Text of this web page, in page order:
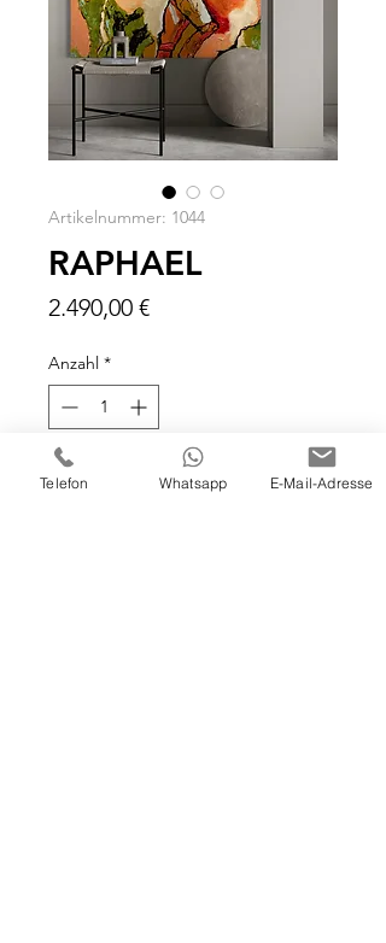
Artikelnummer: 1044
RAPHAEL
2.490,00 €Preis
Anzahl *
In den Warenkorb
Telefon Whatsapp E-Mail-Adresse